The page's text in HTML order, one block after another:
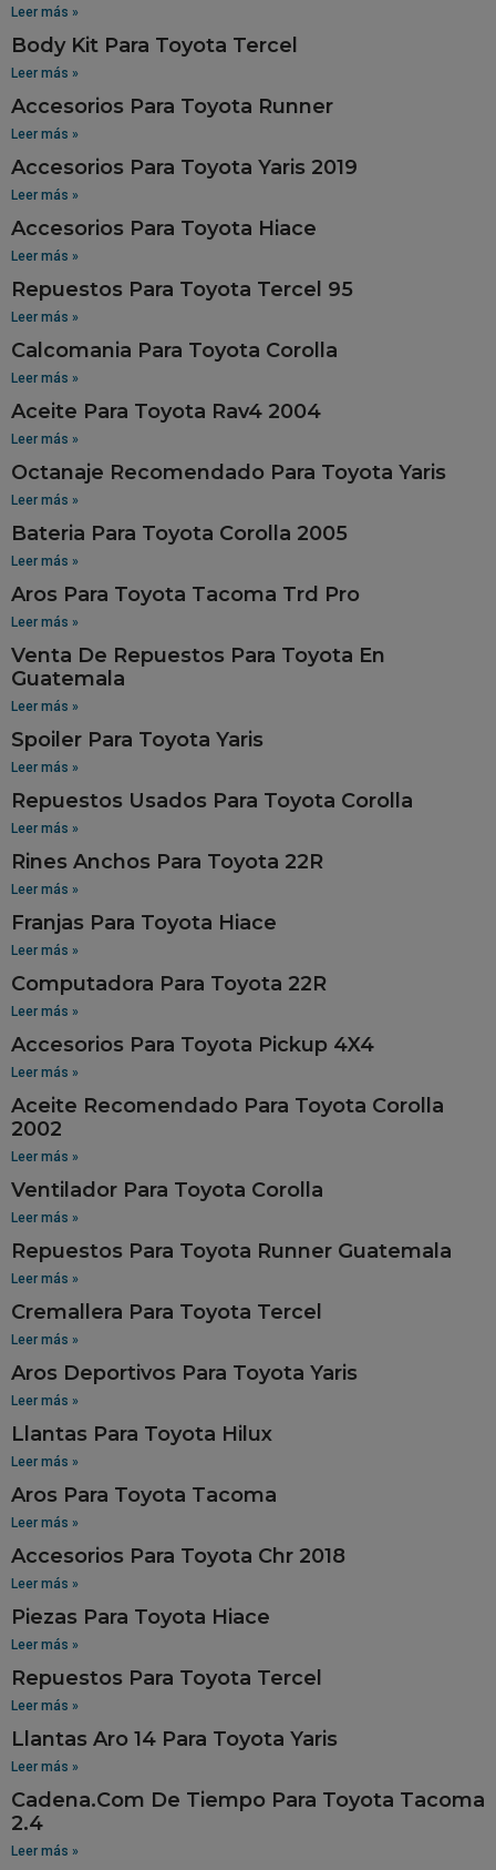
Leer más »
Body Kit Para Toyota Tercel
Leer más »
Accesorios Para Toyota Runner
Leer más »
Accesorios Para Toyota Yaris 2019
Leer más »
Accesorios Para Toyota Hiace
Leer más »
Repuestos Para Toyota Tercel 95
Leer más »
Calcomania Para Toyota Corolla
Leer más »
Aceite Para Toyota Rav4 2004
Leer más »
Octanaje Recomendado Para Toyota Yaris
Leer más »
Bateria Para Toyota Corolla 2005
Leer más »
Aros Para Toyota Tacoma Trd Pro
Leer más »
Venta De Repuestos Para Toyota En
Guatemala
Leer más »
Spoiler Para Toyota Yaris
Leer más »
Repuestos Usados Para Toyota Corolla
Leer más »
Rines Anchos Para Toyota 22R
Leer más »
Franjas Para Toyota Hiace
Leer más »
Computadora Para Toyota 22R
Leer más »
Accesorios Para Toyota Pickup 4X4
Leer más »
Aceite Recomendado Para Toyota Corolla
2002
Leer más »
Ventilador Para Toyota Corolla
Leer más »
Repuestos Para Toyota Runner Guatemala
Leer más »
Cremallera Para Toyota Tercel
Leer más »
Aros Deportivos Para Toyota Yaris
Leer más »
Llantas Para Toyota Hilux
Leer más »
Aros Para Toyota Tacoma
Leer más »
Accesorios Para Toyota Chr 2018
Leer más »
Piezas Para Toyota Hiace
Leer más »
Repuestos Para Toyota Tercel
Leer más »
Llantas Aro 14 Para Toyota Yaris
Leer más »
Cadena.Com De Tiempo Para Toyota Tacoma
2.4
Leer más »